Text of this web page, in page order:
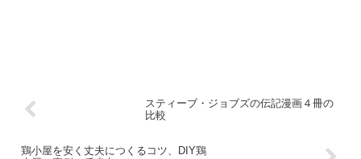
スティーブ・ジョブズの伝記漫画４冊の
比較
鶏小屋を安く丈夫につくるコツ、DIY鶏